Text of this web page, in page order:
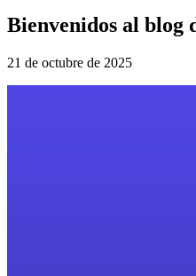
Bienvenidos al blog
21 de octubre de 2025